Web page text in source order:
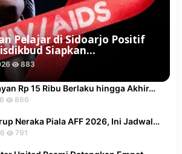
Pelajar di Sidoarjo Positif
Siapkan…
883
Rp 15 Ribu Berlaku hingga Akhir…
866
Neraka Piala AFF 2026, Ini Jadwal…
791